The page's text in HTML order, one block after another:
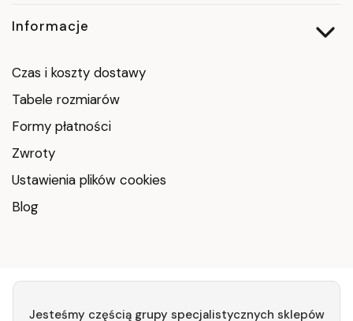
Informacje
Czas i koszty dostawy
Tabele rozmiarów
Formy płatności
Zwroty
Ustawienia plików cookies
Blog
Jesteśmy częścią grupy specjalistycznych sklepów